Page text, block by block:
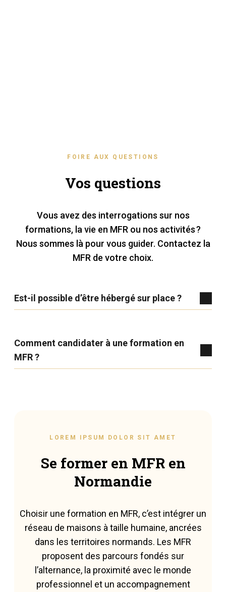
FOIRE AUX QUESTIONS
Vos questions
Vous avez des interrogations sur nos
formations, la vie en MFR ou nos activités ?
Nous sommes là pour vous guider. Contactez la
MFR de votre choix.
Est-il possible d’être hébergé sur place ?
Comment candidater à une formation en
MFR ?
LOREM IPSUM DOLOR SIT AMET
Se former en MFR en
Normandie
Choisir une formation en MFR, c’est intégrer un
réseau de maisons à taille humaine, ancrées
dans les territoires normands. Les MFR
proposent des parcours fondés sur
l’alternance, la proximité avec le monde
professionnel et un accompagnement